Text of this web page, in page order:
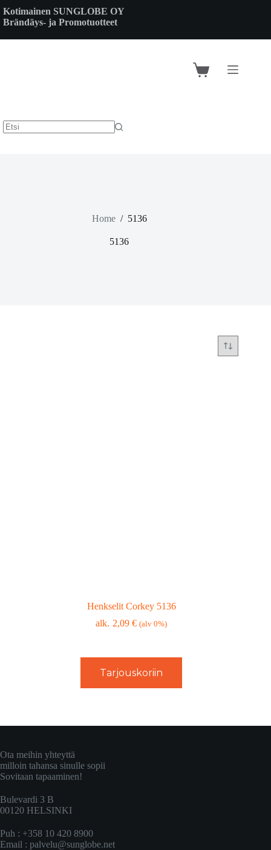
to
content
Kotimainen SUNGLOBE OY
Brändäys- ja Promotuotteet
Shopping
Home / 5136
5136
Henkselit Corkey 5136
2,09€ (alv 0%)
Tarjouskoriin
Ota meihin yhteyttä
milloin tahansa sinulle sopii
Sovitaan tapaaminen!
Bulevardi 3 B
00120 HELSINKI
Puh : +358 10 420 8900
Email : palvelu@sunglobe.net